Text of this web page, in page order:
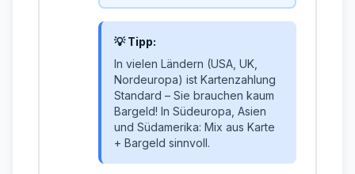
💡 Tipp:
In vielen Ländern (USA, UK,
Nordeuropa) ist Kartenzahlung
Standard – Sie brauchen kaum
Bargeld! In Südeuropa, Asien
und Südamerika: Mix aus Karte
+ Bargeld sinnvoll.